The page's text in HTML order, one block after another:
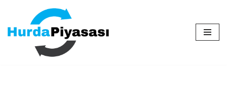
İçeriğe
geç